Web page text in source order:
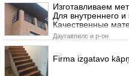
Изготавливаем
Для внутреннего
Качественные
Даугавпилс и р-он
Firma izgatavo